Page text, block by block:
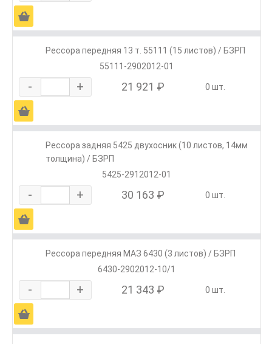
Ä
Рессора передняя 13 т. 55111 (15 листов) / БЗРП
55111-2902012-01
- + 21 921 ₽ 0 шт.
Ä
Рессора задняя 5425 двухосник (10 листов, 14мм
толщина) / БЗРП
5425-2912012-01
- + 30 163 ₽ 0 шт.
Ä
Рессора передняя МАЗ 6430 (3 листов) / БЗРП
6430-2902012-10/1
- + 21 343 ₽ 0 шт.
Ä